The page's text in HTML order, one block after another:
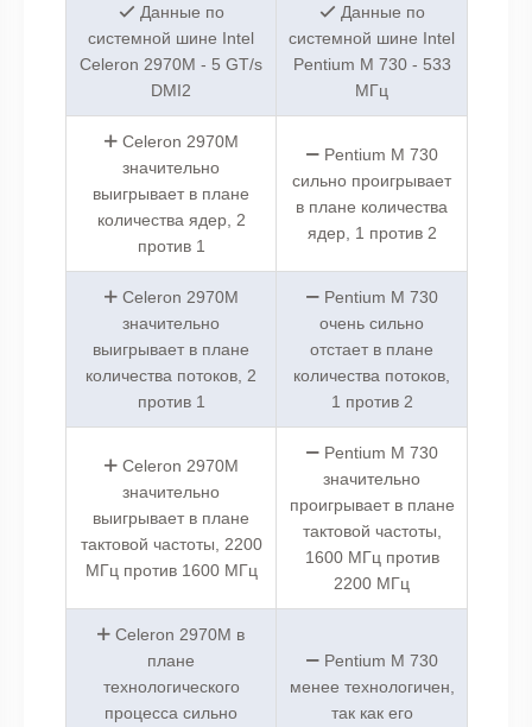
Данные по
системной шине Intel
Celeron 2970M - 5 GT/s
DMI2
Данные по
системной шине Intel
Pentium M 730 - 533
МГц
Celeron 2970M
значительно
выигрывает в плане
количества ядер, 2
против 1
Pentium M 730
сильно проигрывает
в плане количества
ядер, 1 против 2
Celeron 2970M
значительно
выигрывает в плане
количества потоков, 2
против 1
Pentium M 730
очень сильно
отстает в плане
количества потоков,
1 против 2
Celeron 2970M
значительно
выигрывает в плане
тактовой частоты, 2200
МГц против 1600 МГц
Pentium M 730
значительно
проигрывает в плане
тактовой частоты,
1600 МГц против
2200 МГц
Celeron 2970M в
плане
технологического
процесса сильно
Pentium M 730
менее технологичен,
так как его